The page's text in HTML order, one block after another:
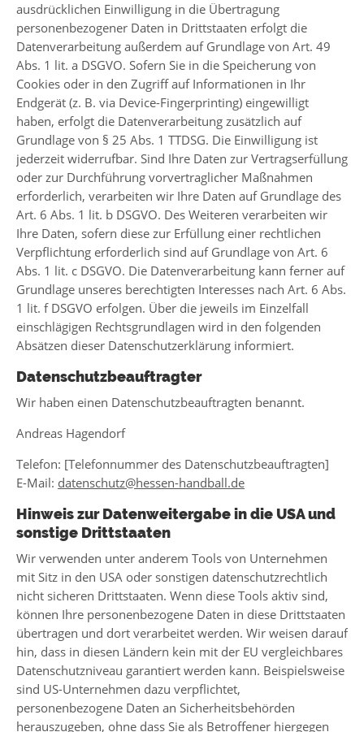
ausdrücklichen Einwilligung in die Übertragung
personenbezogener Daten in Drittstaaten erfolgt die
Datenverarbeitung außerdem auf Grundlage von Art. 49
Abs. 1 lit. a DSGVO. Sofern Sie in die Speicherung von
Cookies oder in den Zugriff auf Informationen in Ihr
Endgerät (z. B. via Device-Fingerprinting) eingewilligt
haben, erfolgt die Datenverarbeitung zusätzlich auf
Grundlage von § 25 Abs. 1 TTDSG. Die Einwilligung ist
jederzeit widerrufbar. Sind Ihre Daten zur Vertragserfüllung
oder zur Durchführung vorvertraglicher Maßnahmen
erforderlich, verarbeiten wir Ihre Daten auf Grundlage des
Art. 6 Abs. 1 lit. b DSGVO. Des Weiteren verarbeiten wir
Ihre Daten, sofern diese zur Erfüllung einer rechtlichen
Verpflichtung erforderlich sind auf Grundlage von Art. 6
Abs. 1 lit. c DSGVO. Die Datenverarbeitung kann ferner auf
Grundlage unseres berechtigten Interesses nach Art. 6 Abs.
1 lit. f DSGVO erfolgen. Über die jeweils im Einzelfall
einschlägigen Rechtsgrundlagen wird in den folgenden
Absätzen dieser Datenschutzerklärung informiert.
Datenschutz­beauftragter
Wir haben einen Datenschutzbeauftragten benannt.
Andreas Hagendorf
Telefon: [Telefonnummer des Datenschutzbeauftragten]
E-Mail: datenschutz@hessen-handball.de
Hinweis zur Datenweitergabe in die USA und
sonstige Drittstaaten
Wir verwenden unter anderem Tools von Unternehmen
mit Sitz in den USA oder sonstigen datenschutzrechtlich
nicht sicheren Drittstaaten. Wenn diese Tools aktiv sind,
können Ihre personenbezogene Daten in diese Drittstaaten
übertragen und dort verarbeitet werden. Wir weisen darauf
hin, dass in diesen Ländern kein mit der EU vergleichbares
Datenschutzniveau garantiert werden kann. Beispielsweise
sind US-Unternehmen dazu verpflichtet,
personenbezogene Daten an Sicherheitsbehörden
herauszugeben, ohne dass Sie als Betroffener hiergegen